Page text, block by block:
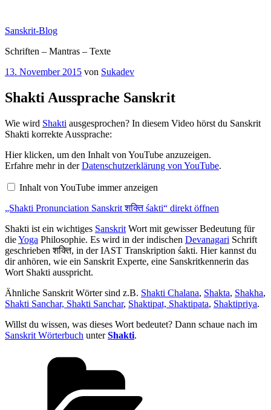
springen
Sanskrit-Blog
Schriften – Mantras – Texte
Veröffentlicht
13. November 2015 von Sukadev
Shakti Aussprache Sanskrit
Wie wird Shakti ausgesprochen? In diesem Video hörst du Sanskrit
Shakti korrekte Aussprache:
„Shakti
Pronunciation
Sanskrit
śakti“
YouTube
Hier klicken, um den Inhalt von YouTube anzuzeigen.
Erfahre mehr in derDatenschutzerklärung von YouTube.
Inhalt von YouTube immer anzeigen
„Shakti Pronunciation Sanskrit शक्ति śakti“ direkt öffnen
Shakti ist ein wichtiges Sanskrit Wort mit gewisser Bedeutung für
dieYoga Philosophie. Es wird in der indischen Devanagari Schrift
geschrieben शक्ति, in der IAST Transkription śakti. Hier kannst du
dir anhören, wie ein Sanskrit Experte, eine Sanskritkennerin das
Wort Shakti ausspricht.
Ähnliche Sanskrit Wörter sind z.B. Shakti Chalana, Shakta, Shakha,
Shakti Sanchar, Shakti Sanchar, Shaktipat, Shaktipata, Shaktipriya.
Willst du wissen, was dieses Wort bedeutet? Dann schaue nach im
Sanskrit Wörterbuch unterShakti.